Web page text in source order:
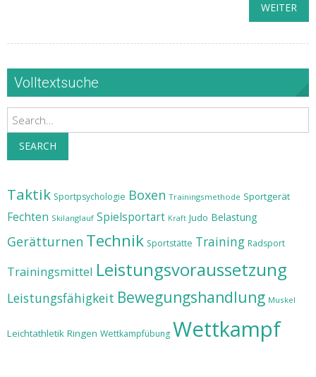
WEITER
Volltextsuche
Search
SEARCH
Taktik Sportpsychologie Boxen Trainingsmethode Sportgerät
Fechten Skilanglauf Spielsportart Kraft Judo Belastung
Gerätturnen Technik Sportstätte Training Radsport
Trainingsmittel Leistungsvoraussetzung
Leistungsfähigkeit Bewegungshandlung Muskel
Leichtathletik Ringen Wettkampfübung Wettkampf